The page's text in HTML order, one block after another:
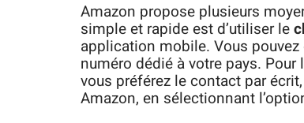
Amazon propose plusieurs
simple et rapide est d’utiliser le
application mobile. Vous
numéro dédié à votre pays.
vous préférez le contact par
Amazon, en sélectionnant